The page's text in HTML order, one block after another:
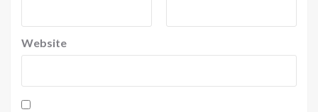
Website